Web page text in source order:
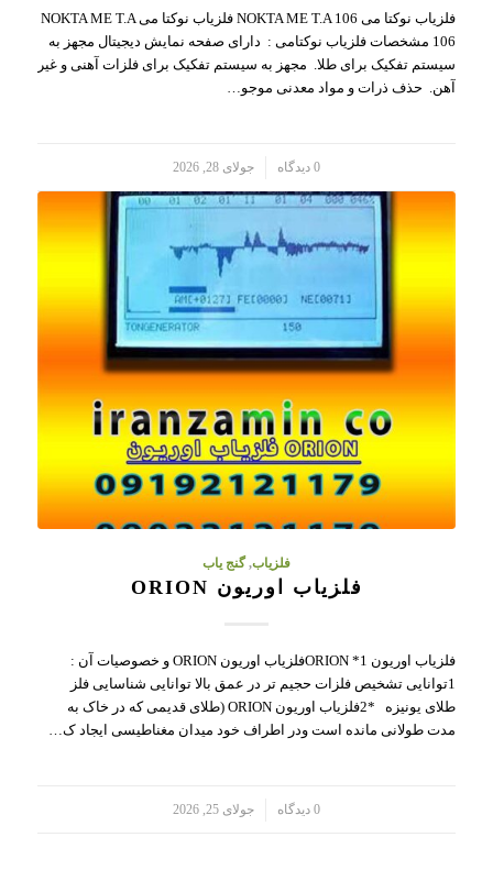
فلزیاب نوکتا می NOKTA ME T.A 106 فلزیاب نوکتا می NOKTA ME T.A
106 مشخصات فلزیاب نوکتامی : دارای صفحه نمایش دیجیتال مجهز به
سیستم تفکیک برای طلا. مجهز به سیستم تفکیک برای فلزات آهنی و غیر
آهن. حذف ذرات و مواد معدنی موجو…
0 دیدگاه جولای 28, 2026
فلزیاب, گنج یاب
فلزیاب اوریون ORION
فلزیاب اوریون ORION *1فلزیاب اوریون ORION و خصوصیات آن :
1توانایی تشخیص فلزات حجیم تر در عمق بالا توانایی شناسایی فلز
طلای یونیزه *2فلزیاب اوریون ORION (طلای قدیمی که در خاک به
مدت طولانی مانده است ودر اطراف خود میدان مغناطیسی ایجاد ک…
0 دیدگاه جولای 25, 2026